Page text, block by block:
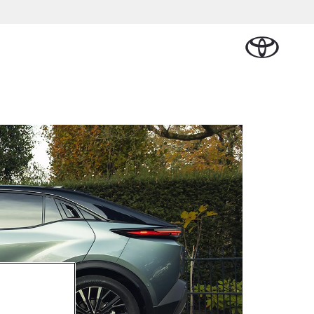
€ 32.995,-
C-HR
ALS PLUG-IN
Vraag een brochure aan
Bekijk de verwachte
modellen
Onderdelen
Accessoires
Banden
Werkplaatsafspraak
maken
Contact en
Route
Thuislaadpakketten
Laadpas
Energie en slim laden
Lease
Bedrijfswagens op
maat
Financieren of
leasen
Verzekeren
Vraag een
brochure
aan
Contact en
Route